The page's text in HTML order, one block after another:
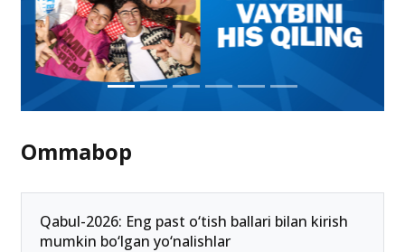
Ommabop
Qabul-2026: Eng past o‘tish ballari bilan kirish
mumkin bo‘lgan yo‘nalishlar